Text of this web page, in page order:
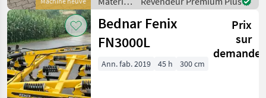
Bauweise. Dieses 2022
de
travail
du sol /
Bednar
Bednar Fenix
FN3000L
Prix
sur
demande
Ann. fab. 2019 45 h 300 cm